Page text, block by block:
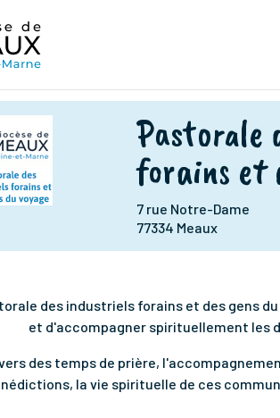
Pastorale
forains et
7 rue Notre-Dame
77334 Meaux
des industriels forains et des gens
et d'accompagner spirituellement les
des temps de prière,
la vie spirituelle de ces